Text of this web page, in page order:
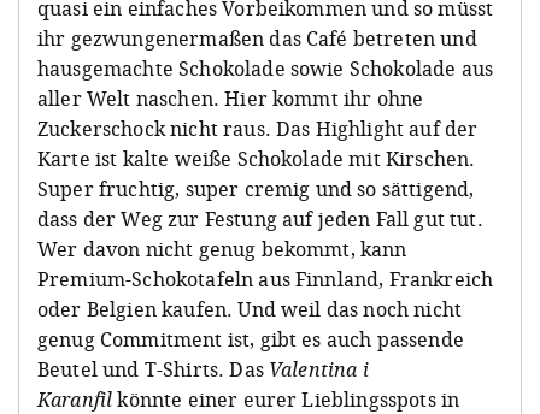
quasi ein einfaches Vorbeikommen und so müsst
ihr gezwungenermaßen das Café betreten und
hausgemachte Schokolade sowie Schokolade aus
aller Welt naschen. Hier kommt ihr ohne
Zuckerschock nicht raus. Das Highlight auf der
Karte ist kalte weiße Schokolade mit Kirschen.
Super fruchtig, super cremig und so sättigend,
dass der Weg zur Festung auf jeden Fall gut tut.
Wer davon nicht genug bekommt, kann
Premium-Schokotafeln aus Finnland, Frankreich
oder Belgien kaufen. Und weil das noch nicht
genug Commitment ist, gibt es auch passende
Beutel und T-Shirts. Das Valentina i
Karanfilkönnte einer eurer Lieblingsspots in